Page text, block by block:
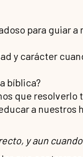
para guiar
y carácter
bíblica?
que resolverlo
a
y aun